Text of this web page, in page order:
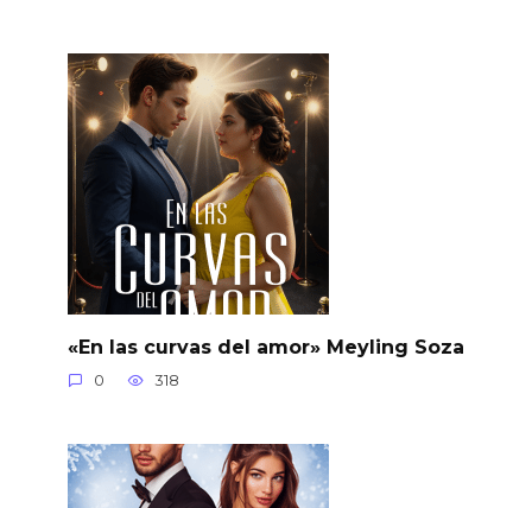
«En las curvas del amor» Meyling Soza
0 318